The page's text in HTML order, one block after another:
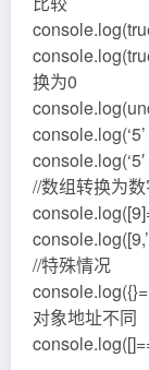
换为0
//数组转换为
//特殊情况
对象地址不同